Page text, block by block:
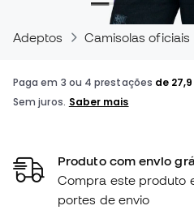
Adeptos Camisolas oficiais
Produto com envio
Compra este produto
portes de envio